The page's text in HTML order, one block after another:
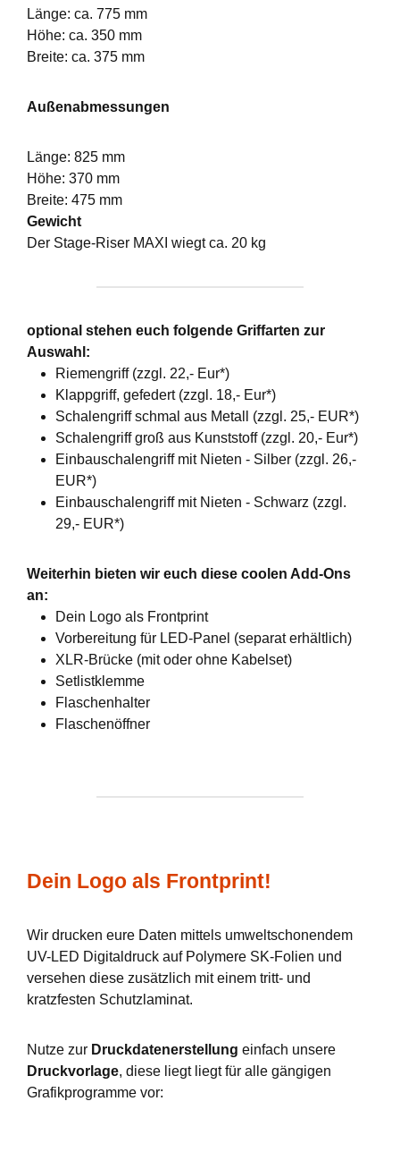
Länge: ca. 775 mm
Höhe: ca. 350 mm
Breite: ca. 375 mm
Außenabmessungen
Länge: 825 mm
Höhe: 370 mm
Breite: 475 mm
Gewicht
Der Stage-Riser MAXI wiegt ca. 20 kg
optional stehen euch folgende Griffarten zur
Auswahl:
Riemengriff (zzgl. 22,- Eur*)
Klappgriff, gefedert (zzgl. 18,- Eur*)
Schalengriff schmal aus Metall (zzgl. 25,- EUR*)
Schalengriff groß aus Kunststoff (zzgl. 20,- Eur*)
Einbauschalengriff mit Nieten - Silber (zzgl. 26,-
EUR*)
Einbauschalengriff mit Nieten - Schwarz (zzgl.
29,- EUR*)
Weiterhin bieten wir euch diese coolen Add-Ons
an:
Dein Logo als Frontprint
Vorbereitung für LED-Panel (separat erhältlich)
XLR-Brücke (mit oder ohne Kabelset)
Setlistklemme
Flaschenhalter
Flaschenöffner
Dein Logo als Frontprint!
Wir drucken eure Daten mittels umweltschonendem
UV-LED Digitaldruck auf Polymere SK-Folien und
versehen diese zusätzlich mit einem tritt- und
kratzfesten Schutzlaminat.
Nutze zur Druckdatenerstellung einfach unsere
Druckvorlage, diese liegt liegt für alle gängigen
Grafikprogramme vor: